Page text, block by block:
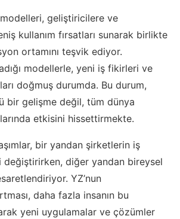
modelleri, geliştiricilere ve
kullanım fırsatları sunarak birlikte
ortamını teşvik ediyor.
modellerle, yeni iş fikirleri ve
doğmuş durumda. Bu durum,
bir gelişme değil, tüm dünya
etkisini hissettirmekte.
bir yandan şirketlerin iş
değiştirirken, diğer yandan bireysel
YZ’nun
daha fazla insanın bu
yeni uygulamalar ve çözümler